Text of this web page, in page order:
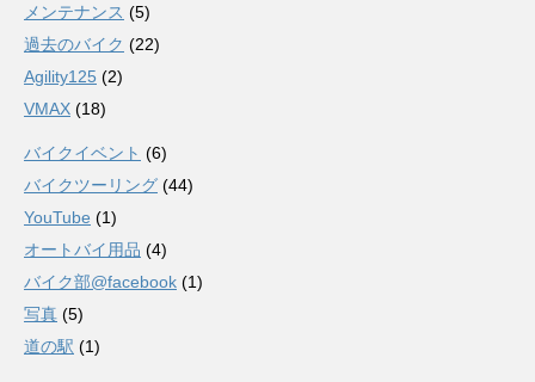
メンテナンス (5)
過去のバイク (22)
Agility125 (2)
VMAX (18)
バイクイベント (6)
バイクツーリング (44)
YouTube (1)
オートバイ用品 (4)
バイク部@facebook (1)
写真 (5)
道の駅 (1)